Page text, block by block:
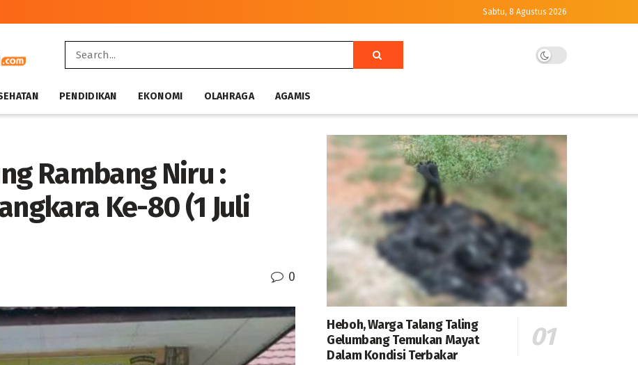
Sabtu, 8 Agustus 2026
PENDIDIKAN EKONOMI OLAHRAGA AGAMIS
Rambang Niru :
Ke-80 (1 Juli
0
Heboh, Warga Talang Taling
Gelumbang Temukan Mayat
Dalam Kondisi Terbakar